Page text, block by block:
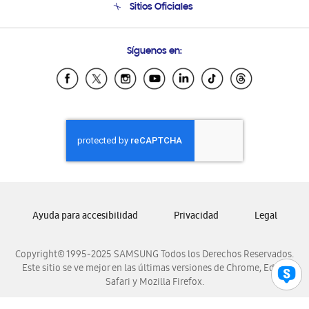
Soporte vía eMail
Sitios Oficiales
Samsung Ecuador
Samsung El Salvador
Samsung Honduras
Samsung Nicaragua
Samsung Panamá
Samsung Venezuela
Síguenos en:
Copyright© 1995-2025 SAMSUNG Todos los Derechos Reservados.
Este sitio se ve mejor en las últimas versiones de Chrome, Edge,
Safari y Mozilla Firefox.
Ayuda para accesibilidad Privacidad Legal